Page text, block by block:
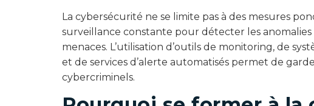
La cybersécurité ne se limite pas à des mesures
surveillance constante pour détecter les
menaces. L’utilisation d’outils de monitoring, de
et de services d’alerte automatisés permet de
cybercriminels.